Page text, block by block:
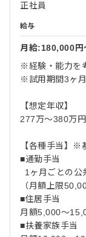
正社員
給与
月給:180,000円
※経験・能力を
※試用期間3ヶ
【想定年収】
277万～380万
【各種手当】※
■通勤手当
1ヶ月ごとの公
（月額上限
■住居手当
月額5,000～
■扶養家族手当